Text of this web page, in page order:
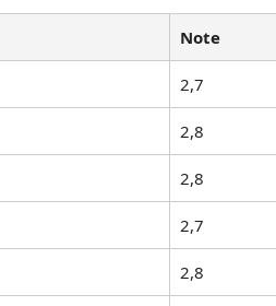
Note
2,7
2,8
2,8
2,7
2,8